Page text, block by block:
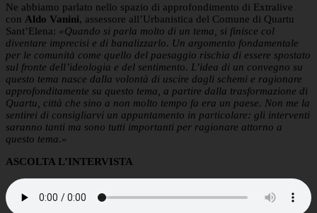
Ne abbiamo parlato nello spazio di approfondimento di Extralive
con Aldo Vanini, assessore all’Urbanistica del Comune di Quartu
Sant’Elena: «Quando si parla molto di un tema, si finisce col
diventare imprecisi e di banalizzarlo. Un argomento fondamentale
per le comunità come quello del paesaggio rischia di essere spostato
sul fronte dell’ideologia e del sentimento. L’idea di un convegno su
questo tema nasce dalla volontà di uscire dagli schemi e ragionare
approfonditamente su questo tema, a partire dalla trasformazione di
Quartu, città che sino a non molto tempo fa era un paese. Non me la
sentirei di consigliarvi un appuntamento in particolare: gli interventi
saranno tanti ma sono tutti importanti per ragionare attorno a
questo tema.»
ASCOLTA L’INTERVISTA